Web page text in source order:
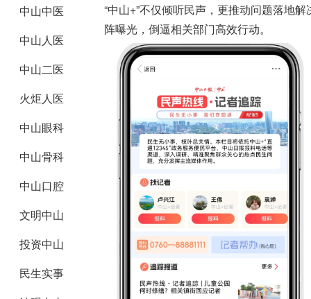
中山中医
中山人医
中山二医
火炬人医
中山眼科
中山骨科
中山口腔
文明中山
投资中山
民生实事
“中山+”不仅倾听民声，更推动问题落地
阵曝光，倒逼相关部门高效行动。